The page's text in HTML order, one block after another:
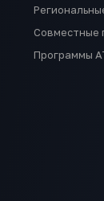
Совместные
Программы